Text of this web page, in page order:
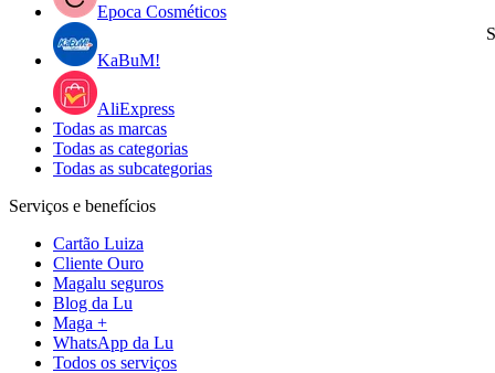
Epoca Cosméticos
KaBuM!
AliExpress
Todas as marcas
Todas as categorias
Todas as subcategorias
Serviços e benefícios
Cartão Luiza
Cliente Ouro
Magalu seguros
Blog da Lu
Maga +
WhatsApp da Lu
Todos os serviços